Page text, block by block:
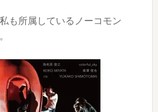
も所属しているノーコモン